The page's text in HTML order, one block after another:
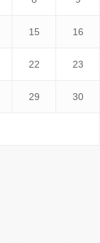
15 16
22 23
29 30